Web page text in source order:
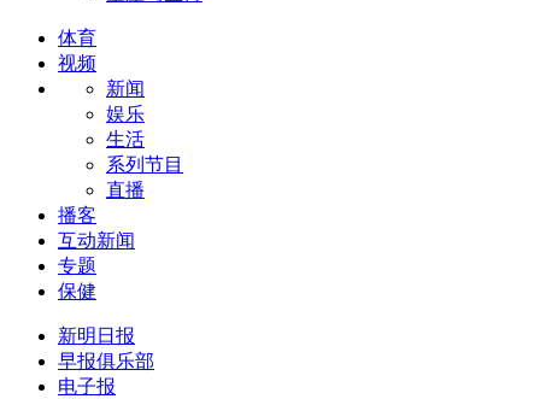
体育
视频
新闻
娱乐
生活
系列节目
直播
播客
互动新闻
专题
保健
新明日报
早报俱乐部
电子报